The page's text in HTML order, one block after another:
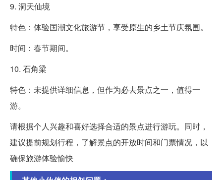
9. 洞天仙境
特色：体验国潮文化旅游节，享受原生的乡土节庆氛围。
时间：春节期间。
10. 石角梁
特色：未提供详细信息，但作为必去景点之一，值得一
游。
请根据个人兴趣和喜好选择合适的景点进行游玩。同时，
建议提前规划行程，了解景点的开放时间和门票情况，以
确保旅游体验愉快